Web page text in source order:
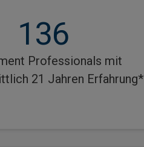
136
Professionals mit
21 Jahren Erfahrung*